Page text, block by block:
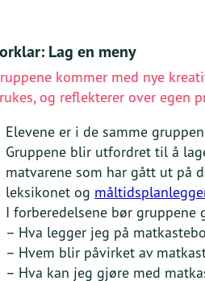
Lag en meny
kommer med nye
og reflekterer over egen
Elevene er i de samme
Gruppene blir utfordret til å
matvarene som har gått ut på
leksikonet og
I forberedelsene bør gruppene
– Hva legger jeg på
– Hvem blir påvirket av
– Hva kan jeg gjøre med